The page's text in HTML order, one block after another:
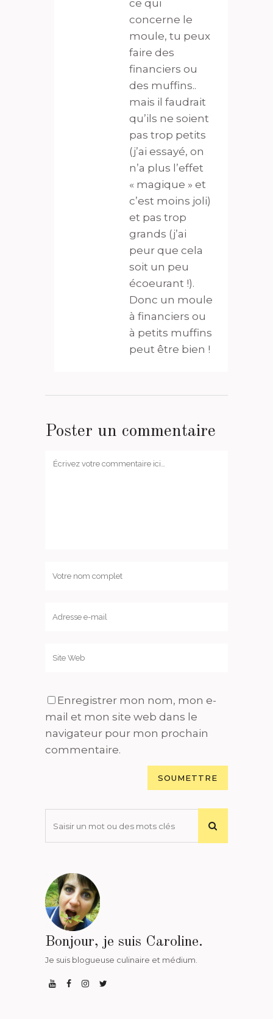
ce qui
concerne le
moule, tu peux
faire des
financiers ou
des muffins..
mais il faudrait
qu’ils ne soient
pas trop petits
(j’ai essayé, on
n’a plus l’effet
« magique » et
c’est moins joli)
et pas trop
grands (j’ai
peur que cela
soit un peu
écoeurant !).
Donc un moule
à financiers ou
à petits muffins
peut être bien !
Poster un commentaire
Enregistrer mon nom, mon e-
mail et mon site web dans le
navigateur pour mon prochain
commentaire.
Bonjour, je suis Caroline.
Je suis blogueuse culinaire et médium.